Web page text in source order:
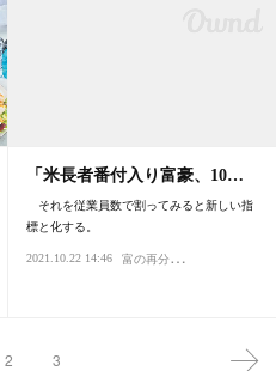
「米長者番付入り富豪、10…
それを従業員数で割ってみると新しい指
標と化する。
2021.10.22 14:46 富
の再分配
2 3